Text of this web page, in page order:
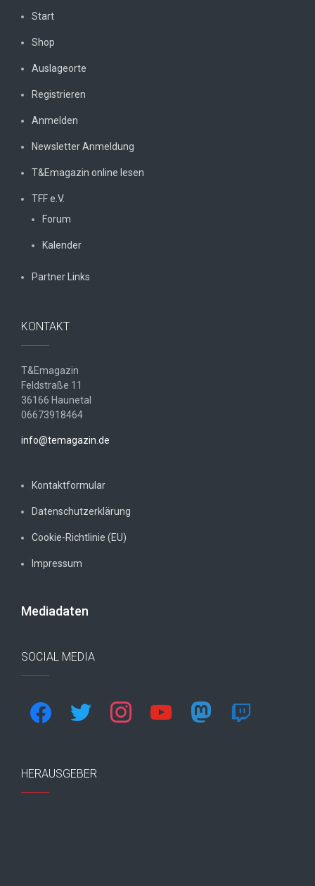
Start
Shop
Auslageorte
Registrieren
Anmelden
Newsletter Anmeldung
T&Emagazin online lesen
TFF e.V.
Forum
Kalender
Partner Links
KONTAKT
T&Emagazin
Feldstraße 11
36166 Haunetal
06673918464
info@temagazin.de
Kontaktformular
Datenschutzerklärung
Cookie-Richtlinie (EU)
Impressum
Mediadaten
SOCIAL MEDIA
facebook twitter instagram youtube mastodon twitch
HERAUSGEBER